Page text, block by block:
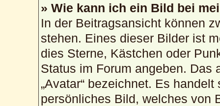
» Wie kann ich ein Bild bei
In der Beitragsansicht können
stehen. Eines dieser Bilder ist
dies Sterne, Kästchen oder
Status im Forum angeben. Das
„Avatar“ bezeichnet. Es
persönliches Bild, welches von